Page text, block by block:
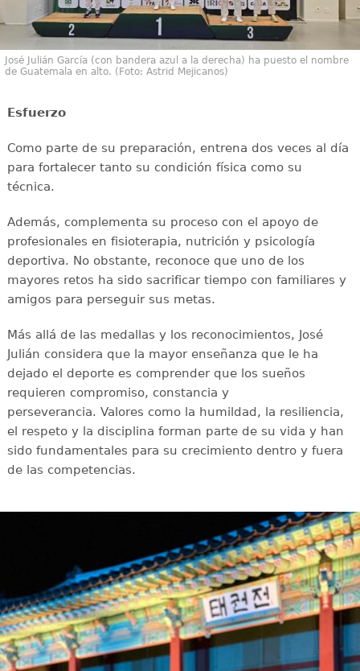
José Julián García (con bandera azul a la derecha) ha puesto el nombre
de Guatemala en alto. (Foto: Astrid Mejicanos)
Esfuerzo
Como parte de su preparación, entrena dos veces al día
para fortalecer tanto su condición física como su
técnica.
Además, complementa su proceso con el apoyo de
profesionales en fisioterapia, nutrición y psicología
deportiva. No obstante, reconoce que uno de los
mayores retos ha sido sacrificar tiempo con familiares y
amigos para perseguir sus metas.
Más allá de las medallas y los reconocimientos, José
Julián considera que la mayor enseñanza que le ha
dejado el deporte es comprender que los sueños
requieren compromiso, constancia y
perseverancia. Valores como la humildad, la resiliencia,
el respeto y la disciplina forman parte de su vida y han
sido fundamentales para su crecimiento dentro y fuera
de las competencias.